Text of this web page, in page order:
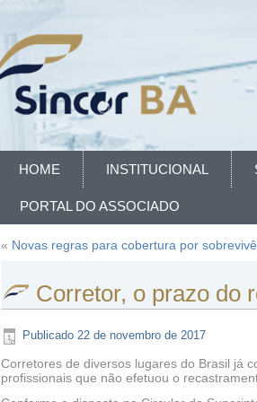
HOME INSTITUCIONAL
PORTAL DO ASSOCIADO
« Novas regras para cobertura por
Corretor, o prazo do
Publicado 22 de novembro de 2017
Corretores de diversos lugares do Brasil já
profissionais que não efetuou o